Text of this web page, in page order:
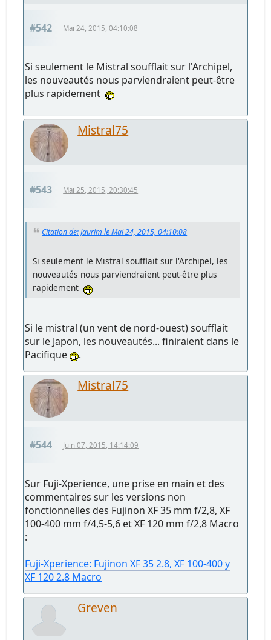
#542 Mai 24, 2015, 04:10:08
Si seulement le Mistral soufflait sur l'Archipel,
les nouveautés nous parviendraient peut-être
plus rapidement
Mistral75
#543 Mai 25, 2015, 20:30:45
Citation de: Jaurim le Mai 24, 2015, 04:10:08
Si seulement le Mistral soufflait sur l'Archipel, les
nouveautés nous parviendraient peut-être plus
rapidement
Si le mistral (un vent de nord-ouest) soufflait
sur le Japon, les nouveautés... finiraient dans le
Pacifique
.
Mistral75
#544 Juin 07, 2015, 14:14:09
Sur Fuji-Xperience, une prise en main et des
commentaires sur les versions non
fonctionnelles des Fujinon XF 35 mm f/2,8, XF
100-400 mm f/4,5-5,6 et XF 120 mm f/2,8 Macro
:
Fuji-Xperience: Fujinon XF 35 2.8, XF 100-400 y
XF 120 2.8 Macro
Greven